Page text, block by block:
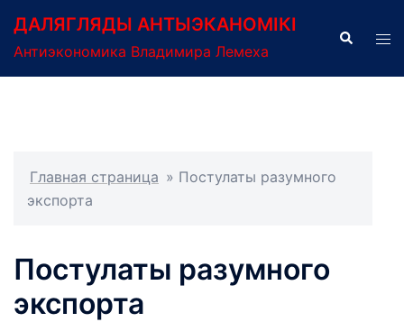
содержимому
ДАЛЯГЛЯДЫ АНТЫЭКАНОМІКІ
Антиэкономика Владимира Лемеха
Поиск
Главная страница » Постулаты разумного
экспорта
Постулаты разумного
экспорта